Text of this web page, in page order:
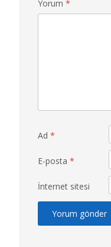
Yorum *
Ad *
E-posta *
İnternet sitesi